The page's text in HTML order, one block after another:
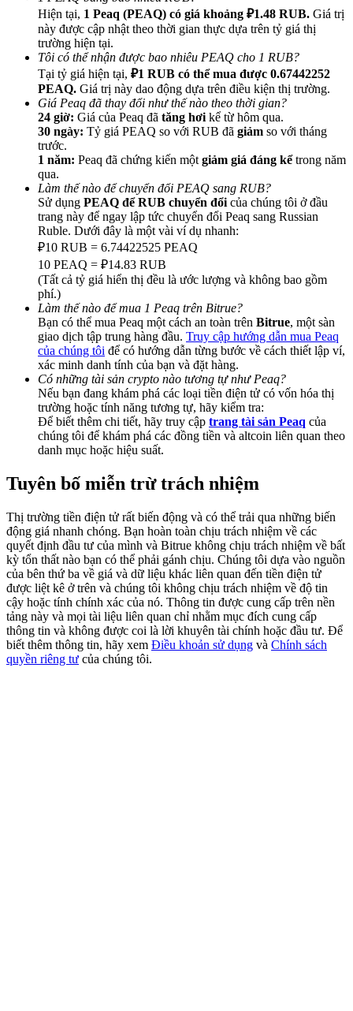
Mời một người bạn để nhận phần thưởng tiền mặt
Deposit CASHCAT & Win
Deposit CASHCAT & Win
Share 500000 CASHCAT prize pool
Exclusive for BitMart Users
Register & Trade to Win 500,000 USDT
Precious Metals Trading Carnival
Trade Gold & Silver · 33,333 USDT Bonus
USDT New User Exclusive 10% APR
USDT Flexible Staking | Daily Rewards
New Listing Futures Fest
Trade New Futures, Win 200,000 USDT
Hiện tại, 1 Peaq (PEAQ) có giá khoảng ₽1.48 RUB. Giá trị
này được cập nhật theo thời gian thực dựa trên tỷ giá thị
trường hiện tại.
Tôi có thể nhận được bao nhiêu PEAQ cho 1 RUB?
Tại tỷ giá hiện tại, ₽1 RUB có thể mua được 0.67442252
PEAQ. Giá trị này dao động dựa trên điều kiện thị trường.
Giá Peaq đã thay đổi như thế nào theo thời gian?
24 giờ: Giá của Peaq đã tăng hơi kể từ hôm qua.
30 ngày: Tỷ giá PEAQ so với RUB đã giảm so với tháng
trước.
1 năm: Peaq đã chứng kiến một giảm giá đáng kểtrong năm
qua.
Làm thế nào để chuyển đổi PEAQ sang RUB?
Sử dụng PEAQ để RUB chuyển đổi của chúng tôi ở đầu
trang này để ngay lập tức chuyển đổi Peaq sang Russian
Ruble. Dưới đây là một vài ví dụ nhanh:
₽10 RUB = 6.74422525 PEAQ
10 PEAQ = ₽14.83 RUB
(Tất cả tỷ giá hiển thị đều là ước lượng và không bao gồm
phí.)
Làm thế nào để mua 1 Peaq trên Bitrue?
Bạn có thể mua Peaq một cách an toàn trên Bitrue, một sàn
giao dịch tập trung hàng đầu. Truy cập hướng dẫn mua Peaq
của chúng tôi để có hướng dẫn từng bước về cách thiết lập ví,
xác minh danh tính của bạn và đặt hàng.
Có những tài sản crypto nào tương tự như Peaq?
Nếu bạn đang khám phá các loại tiền điện tử có vốn hóa thị
trường hoặc tính năng tương tự, hãy kiểm tra:
Để biết thêm chi tiết, hãy truy cập trang tài sản Peaq của
chúng tôi để khám phá các đồng tiền và altcoin liên quan theo
danh mục hoặc hiệu suất.
Tuyên bố miễn trừ trách nhiệm
Thị trường tiền điện tử rất biến động và có thể trải qua những biến
động giá nhanh chóng. Bạn hoàn toàn chịu trách nhiệm về các
quyết định đầu tư của mình và Bitrue không chịu trách nhiệm về bất
kỳ tổn thất nào bạn có thể phải gánh chịu. Chúng tôi dựa vào nguồn
của bên thứ ba về giá và dữ liệu khác liên quan đến tiền điện tử
được liệt kê ở trên và chúng tôi không chịu trách nhiệm về độ tin
cậy hoặc tính chính xác của nó. Thông tin được cung cấp trên nền
tảng này và mọi tài liệu liên quan chỉ nhằm mục đích cung cấp
thông tin và không được coi là lời khuyên tài chính hoặc đầu tư. Để
biết thêm thông tin, hãy xem Điều khoản sử dụng và Chính sách
quyền riêng tư của chúng tôi.